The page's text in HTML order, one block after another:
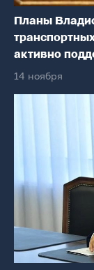
Планы
активно
14 ноября